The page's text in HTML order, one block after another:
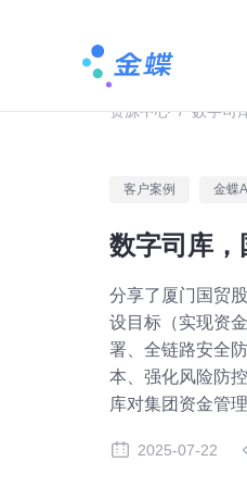
资源中心 / 数字司
客户案例 金蝶
数字司库，
分享了厦门国贸
设目标（实现资
署、全链路安全
本、强化风险防
库对集团资金管理
2025-07-22